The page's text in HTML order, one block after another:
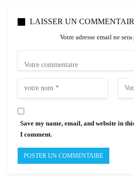
LAISSER UN
Votre adresse email ne
Save my name, email, and website in
I comment.